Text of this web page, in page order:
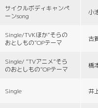
サイクルボディキャンペ
ーンsong
小
Single/TVKほか“そらの
おとしもの”OPテーマ
古
Single/ “TVアニメ“そら
のおとしもの”OPテーマ
橋
Single 井